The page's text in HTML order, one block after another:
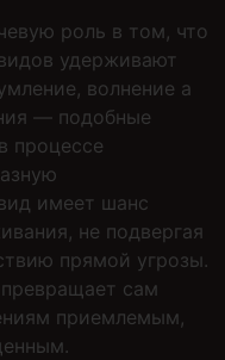
роль в том, что
удерживают
волнение а
— подобные
процессе
имеет шанс
не подвергая
прямой угрозы.
сам
приемлемым,